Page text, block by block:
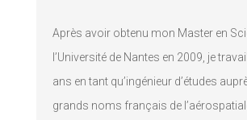
Après avoir obtenu mon Master en
l’Université de Nantes en 2009, je
ans en tant qu’ingénieur d’études
grands noms français de